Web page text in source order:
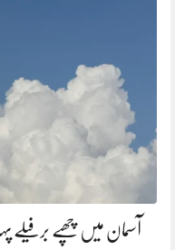
آسمان میں چھپے برفیلے